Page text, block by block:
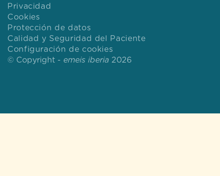
© Copyright - emeis iberia 2026
Privacidad
Cookies
Protección de datos
Calidad y Seguridad del Paciente
Configuración de cookies